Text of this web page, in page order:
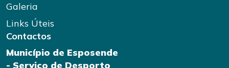
Galeria
Links Úteis
Contactos
Município de Esposende
- Serviço de Desporto